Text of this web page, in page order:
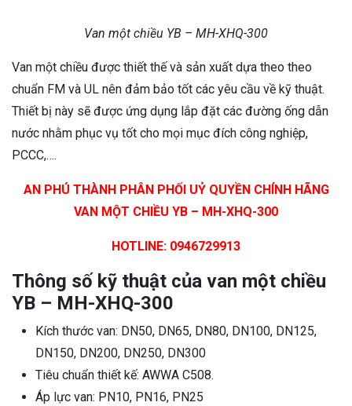
Van một chiều YB – MH-XHQ-300
Van một chiều được thiết thế và sản xuất dựa theo theo
chuẩn FM và UL nên đảm bảo tốt các yêu cầu về kỹ thuật.
Thiết bị này sẽ được ứng dụng lắp đặt các đường ống dẫn
nước nhằm phục vụ tốt cho mọi mục đích công nghiệp,
PCCC,….
AN PHÚ THÀNH PHÂN PHỐI UỶ QUYỀN CHÍNH HÃNG
VAN MỘT CHIỀU YB – MH-XHQ-300
HOTLINE: 0946729913
Thông số kỹ thuật của van một chiều
YB – MH-XHQ-300
Kích thước van: DN50, DN65, DN80, DN100, DN125,
DN150, DN200, DN250, DN300
Tiêu chuẩn thiết kế: AWWA C508.
Áp lực van: PN10, PN16, PN25